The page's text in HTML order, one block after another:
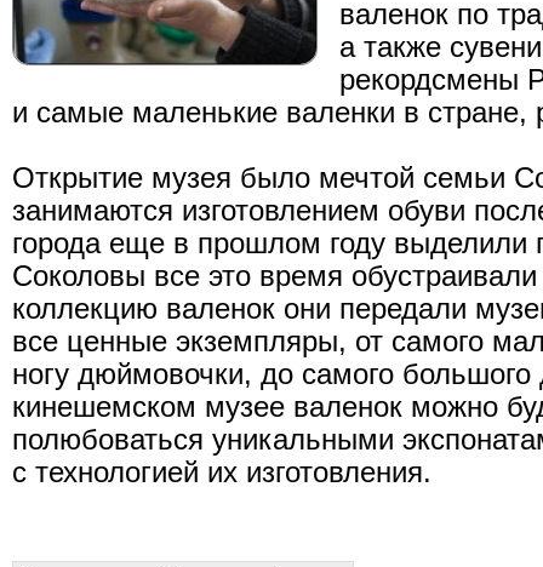
валенок по
а также
рекордсмены
и самые маленькие валенки в стране,
Открытие музея было мечтой семьи
занимаются изготовлением обуви
города еще в прошлом году
Соколовы все это время
коллекцию валенок они передали
все ценные экземпляры, от самого
ногу дюймовочки, до самого большого
кинешемском музее валенок можно
полюбоваться уникальными
с технологией их изготовления.